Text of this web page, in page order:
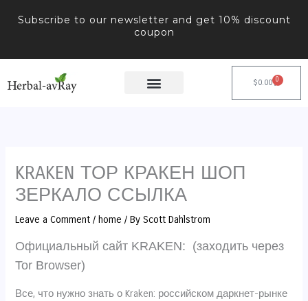
Subscribe to our newsletter and get 10% discount
coupon
$0.00 0
Cart
KRAKEN ТОР КРАКЕН ШОП
ЗЕРКАЛО ССЫЛКА
Leave a Comment / home / ByScott Dahlstrom
Официальный сайт KRAKEN: (заходить через
Tor Browser)
Все, что нужно знать о Kraken: российском даркнет-рынке